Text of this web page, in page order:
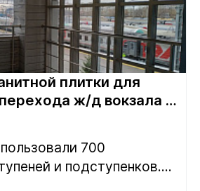
плитки для
ж/д вокзала в
700
и подступенков....